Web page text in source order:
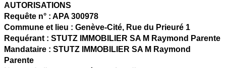
AUTORISATIONS
Requête n° : APA 300978
Commune et lieu : Genève-Cité, Rue du Prieuré 1
Requérant : STUTZ IMMOBILIER SA M Raymond Parente
Mandataire : STUTZ IMMOBILIER SA M Raymond
Parente